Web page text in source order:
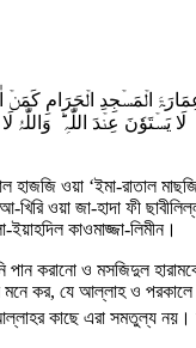
الۡمَسۡجِدِ الۡحَرَامِ کَمَنۡ
یَسۡتَوٗنَ عِنۡدَ اللّٰہِ ؕ وَاللّٰہُ
ওয়া ‘ইমা-রাতাল
খিরি ওয়া জা-হাদা ফী
ইয়াহদিল কাওমাজ্জা-লিমীন।
পান করানো ও মসজিদুল
মনে কর, যে আল্লাহ ও
কাছে এরা সমতুল্য নয়।